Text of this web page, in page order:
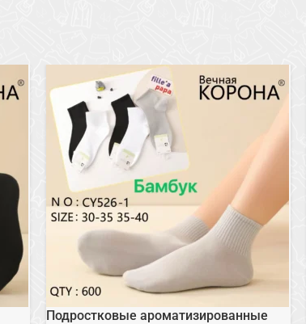
Подростковые ароматизированные